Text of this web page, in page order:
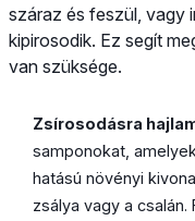
száraz és feszül, vagy
kipirosodik. Ez segít
van szüksége.
Zsírosodásra
samponokat,
hatású növényi
zsálya vagy a